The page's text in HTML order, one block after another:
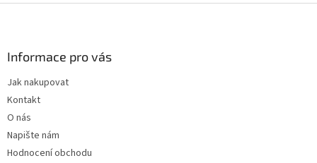
Informace pro vás
Jak nakupovat
Kontakt
O nás
Napište nám
Hodnocení obchodu